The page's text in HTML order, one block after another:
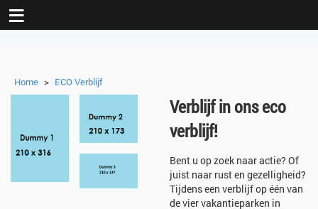
≡
Home > ECO Verblijf
Verblijf in ons eco
verblijf!
Bent u op zoek naar actie? Of
juist naar rust en gezelligheid?
Tijdens een verblijf op één van
de vier vakantieparken in